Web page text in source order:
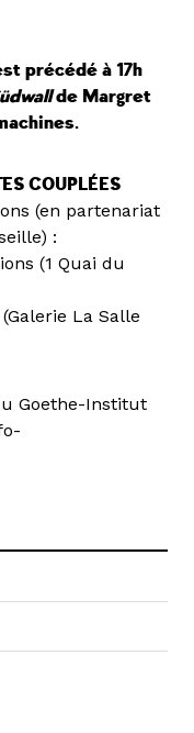
précédé à 17h
de Margret
COUPLÉES
(en partenariat
:
(1 Quai du
La Salle
Goethe-Institut